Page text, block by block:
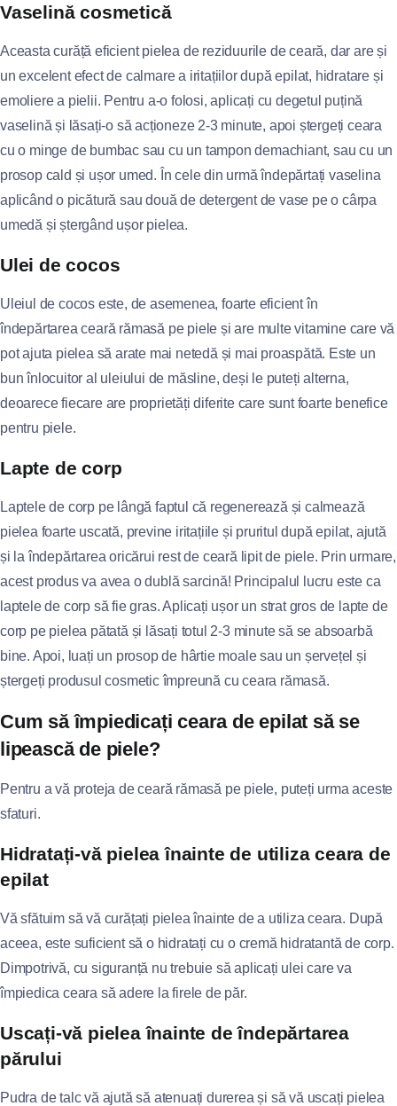
Vaselină cosmetică
Aceasta curăță eficient pielea de reziduurile de ceară, dar are și
un excelent efect de calmare a iritațiilor după epilat, hidratare și
emoliere a pielii. Pentru a-o folosi, aplicați cu degetul puțină
vaselină și lăsați-o să acționeze 2-3 minute, apoi ștergeți ceara
cu o minge de bumbac sau cu un tampon demachiant, sau cu un
prosop cald și ușor umed. În cele din urmă îndepărtați vaselina
aplicând o picătură sau două de detergent de vase pe o cârpa
umedă și ștergând ușor pielea.
Ulei de cocos
Uleiul de cocos este, de asemenea, foarte eficient în
îndepărtarea ceară rămasă pe piele și are multe vitamine care vă
pot ajuta pielea să arate mai netedă și mai proaspătă. Este un
bun înlocuitor al uleiului de măsline, deși le puteți alterna,
deoarece fiecare are proprietăți diferite care sunt foarte benefice
pentru piele.
Lapte de corp
Laptele de corp pe lângă faptul că regenerează și calmează
pielea foarte uscată, previne iritațiile și pruritul după epilat, ajută
și la îndepărtarea oricărui rest de ceară lipit de piele. Prin urmare,
acest produs va avea o dublă sarcină! Principalul lucru este ca
laptele de corp să fie gras. Aplicați ușor un strat gros de lapte de
corp pe pielea pătată și lăsați totul 2-3 minute să se absoarbă
bine. Apoi, luați un prosop de hârtie moale sau un șervețel și
ștergeți produsul cosmetic împreună cu ceara rămasă.
Cum să împiedicați ceara de epilat să se
lipească de piele?
Pentru a vă proteja de ceară rămasă pe piele, puteți urma aceste
sfaturi.
Hidratați-vă pielea înainte de utiliza ceara de
epilat
Vă sfătuim să vă curățați pielea înainte de a utiliza ceara. După
aceea, este suficient să o hidratați cu o cremă hidratantă de corp.
Dimpotrivă, cu siguranță nu trebuie să aplicați ulei care va
împiedica ceara să adere la firele de păr.
Uscați-vă pielea înainte de îndepărtarea
părului
Pudra de talc vă ajută să atenuați durerea și să vă uscați pielea